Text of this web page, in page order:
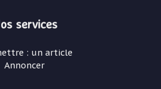
services
: un article
Annoncer